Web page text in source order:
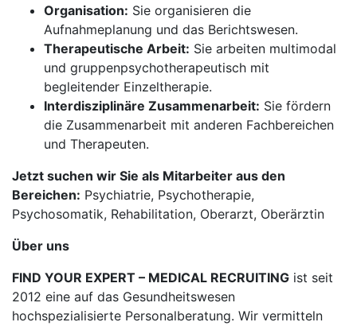
Organisation: Sie organisieren die
Aufnahmeplanung und das Berichtswesen.
Therapeutische Arbeit: Sie arbeiten multimodal
und gruppenpsychotherapeutisch mit
begleitender Einzeltherapie.
Interdisziplinäre Zusammenarbeit: Sie fördern
die Zusammenarbeit mit anderen Fachbereichen
und Therapeuten.
Jetzt suchen wir Sie als Mitarbeiter aus den
Bereichen: Psychiatrie, Psychotherapie,
Psychosomatik, Rehabilitation, Oberarzt, Oberärztin
Über uns
FIND YOUR EXPERT – MEDICAL RECRUITING ist seit
2012 eine auf das Gesundheitswesen
hochspezialisierte Personalberatung. Wir vermitteln